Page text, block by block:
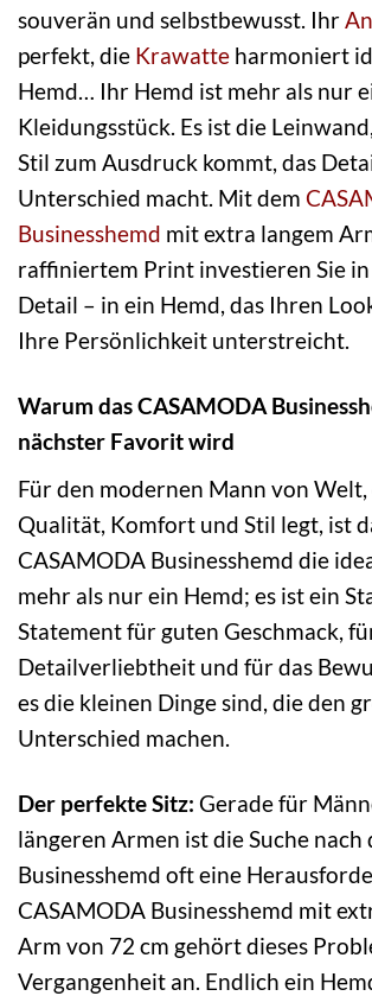
souverän und selbstbewusst. Ihr
perfekt, die Krawatte harmoniert
Hemd… Ihr Hemd ist mehr als nur
Kleidungsstück. Es ist die
Stil zum Ausdruck kommt, das
Unterschied macht. Mit dem
Businesshemd mit extra langem
raffiniertem Print investieren Sie in
Detail – in ein Hemd, das Ihren
Ihre Persönlichkeit unterstreicht.
Warum das CASAMODA
nächster Favorit wird
Für den modernen Mann von
Qualität, Komfort und Stil legt, ist
CASAMODA Businesshemd die
mehr als nur ein Hemd; es ist ein
Statement für guten Geschmack,
Detailverliebtheit und für das
es die kleinen Dinge sind, die den
Unterschied machen.
Der perfekte Sitz: Gerade für
längeren Armen ist die Suche nach
Businesshemd oft eine
CASAMODA Businesshemd mit
Arm von 72 cm gehört dieses
Vergangenheit an. Endlich ein